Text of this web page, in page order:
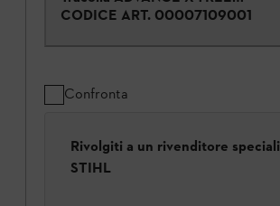
CODICE ART. 00007109001
Confronta
Rivolgiti a un rivenditore
STIHL